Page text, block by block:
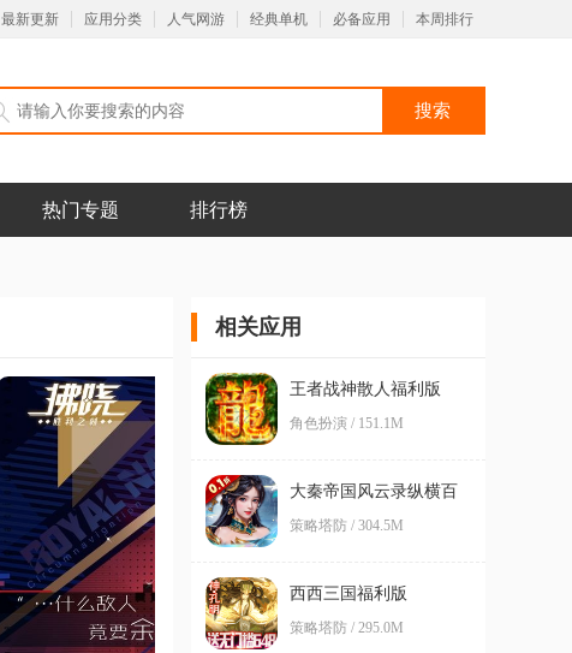
最新更新 应用分类 人气网游 经典单机 必备应用 本周排行
热门专题 排行榜
相关应用
王者战神散人福利版
角色扮演 / 151.1M
大秦帝国风云录纵横百
家0.1折版
策略塔防 / 304.5M
西西三国福利版
策略塔防 / 295.0M